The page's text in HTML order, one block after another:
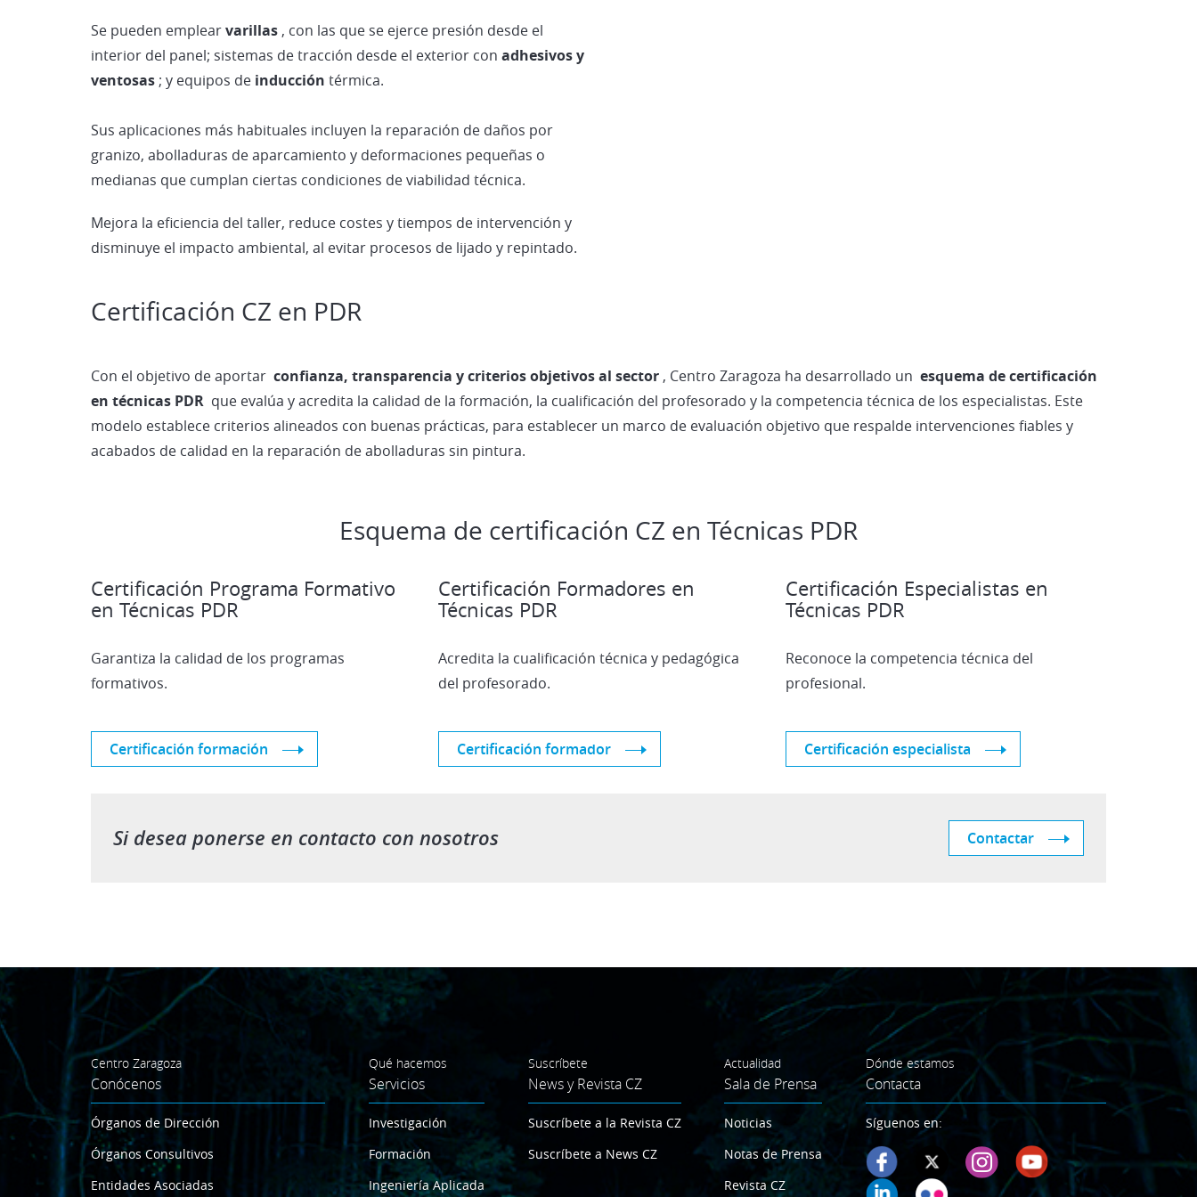
Se pueden emplearvarillas , con las que se ejerce presión desde el
interior del panel; sistemas de tracción desde el exterior con adhesivos y
ventosas ; y equipos de inducción térmica.
Sus aplicaciones más habituales incluyen la reparación de daños por
granizo, abolladuras de aparcamiento y deformaciones pequeñas o
medianas que cumplan ciertas condiciones de viabilidad técnica.
Mejora la eficiencia del taller, reduce costes y tiempos de intervención y
disminuye el impacto ambiental, al evitar procesos de lijado y repintado.
Certificación CZ en PDR
Con el objetivo de aportar confianza, transparencia y criterios objetivos al sector , Centro Zaragoza ha desarrollado un esquema de certificación
en técnicas PDR que evalúa y acredita la calidad de la formación, la cualificación del profesorado y la competencia técnica de los especialistas. Este
modelo establece criterios alineados con buenas prácticas, para establecer un marco de evaluación objetivo que respalde intervenciones fiables y
acabados de calidad en la reparación de abolladuras sin pintura.
Esquema de certificación CZ en Técnicas PDR
Certificación Programa Formativo
en Técnicas PDR
Garantiza la calidad de los programas
formativos.
Certificación formación
Certificación Formadores en
Técnicas PDR
Acredita la cualificación técnica y pedagógica
del profesorado.
Certificación formador
Certificación Especialistas en
Técnicas PDR
Reconoce la competencia técnica del
profesional.
Certificación especialista
Si desea ponerse en contacto con nosotros Contactar
Centro Zaragoza
Conócenos
Órganos de Dirección
Órganos Consultivos
Entidades Asociadas
Qué hacemos
Servicios
Investigación
Formación
Ingeniería Aplicada
Suscríbete
News y Revista CZ
Suscríbete a la Revista CZ
Suscríbete a News CZ
Actualidad
Sala de Prensa
Noticias
Notas de Prensa
Revista CZ
Dónde estamos
Contacta
Síguenos en: